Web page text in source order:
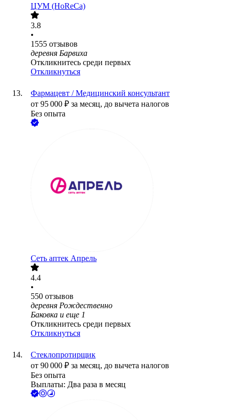
ЦУМ (HoReCa)
3.8
•
1555 отзывов
деревня Барвиха
Откликнитесь среди первых
Откликнуться
Фармацевт / Медицинский консультант
от 95 000 ₽ за месяц, до вычета налогов
Без опыта
Сеть аптек Апрель
4.4
•
550 отзывов
деревня Рождественно
Баковка и еще 1
Откликнитесь среди первых
Откликнуться
Стеклопротирщик
от 90 000 ₽ за месяц, до вычета налогов
Без опыта
Выплаты: Два раза в месяц